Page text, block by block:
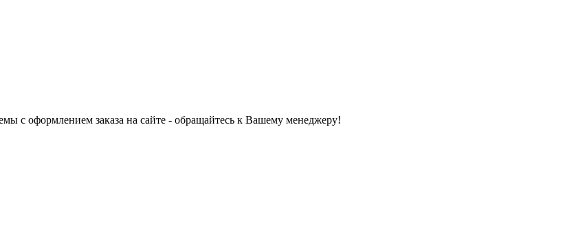
с оформлением заказа на сайте - обращайтесь к Вашему менеджеру!